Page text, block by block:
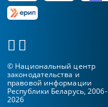
© Национальный центр
законодательства и
правовой информации
Республики Беларусь, 2006-
2026